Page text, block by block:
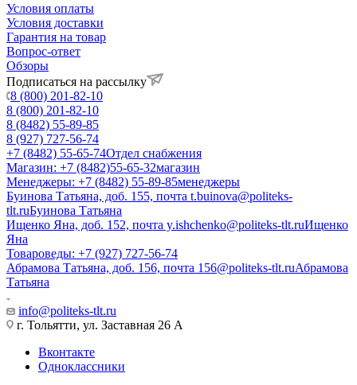
Условия оплаты
Условия доставки
Гарантия на товар
Вопрос-ответ
Обзоры
Подписаться на рассылку
8 (800) 201-82-10
8 (800) 201-82-10
8 (8482) 55-89-85
8 (927) 727-56-74
+7 (8482) 55-65-74Отдел снабжения
Магазин: +7 (8482)55-65-32магазин
Менеджеры: +7 (8482) 55-89-85менеджеры
Буинова Татьяна, доб. 155, почта t.buinova@politeks-
tlt.ruБуинова Татьяна
Ищенко Яна, доб. 152, почта y.ishchenko@politeks-tlt.ruИщенко
Яна
Товароведы: +7 (927) 727-56-74
Абрамова Татьяна, доб. 156, почта 156@politeks-tlt.ruАбрамова
Татьяна
info@politeks-tlt.ru
г. Тольятти, ул. Заставная 26 А
Вконтакте
Одноклассники